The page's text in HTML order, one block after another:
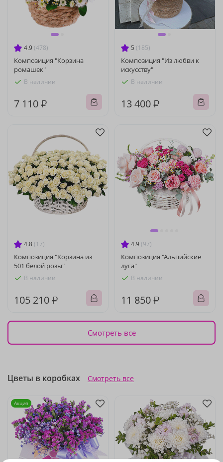
4.9 (478)
Композиция "Корзина
ромашек"
В наличии
7 110 ₽
5 (185)
Композиция "Из любви к
искусству"
В наличии
13 400 ₽
4.8 (17)
Композиция "Корзина из
501 белой розы"
В наличии
105 210 ₽
4.9 (97)
Композиция "Альпийские
луга"
В наличии
11 850 ₽
Смотреть все
Цветы в коробках Смотреть все
Акция